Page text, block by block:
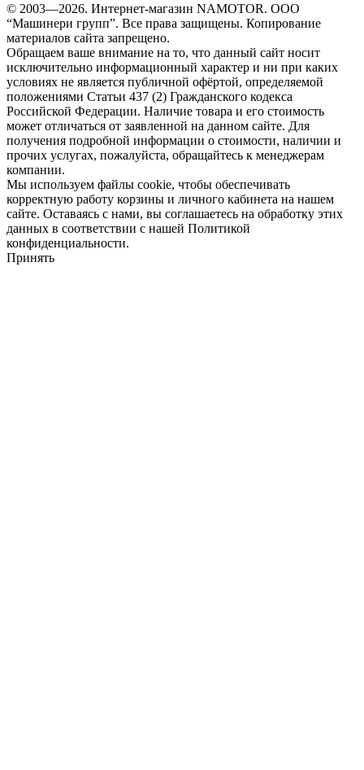
© 2003—2026. Интернет-магазин NAMOTOR. ООО
“Машинери групп”. Все права защищены. Копирование
материалов сайта запрещено.
Обращаем ваше внимание на то, что данный сайт носит
исключительно информационный характер и ни при каких
условиях не является публичной офёртой, определяемой
положениями Статьи 437 (2) Гражданского кодекса
Российской Федерации. Наличие товара и его стоимость
может отличаться от заявленной на данном сайте. Для
получения подробной информации о стоимости, наличии и
прочих услугах, пожалуйста, обращайтесь к менеджерам
компании.
Мы используем файлы cookie, чтобы обеспечивать
корректную работу корзины и личного кабинета на нашем
сайте. Оставаясь с нами, вы соглашаетесь на обработку этих
данных в соответствии с нашей Политикой
конфиденциальности.
Принять